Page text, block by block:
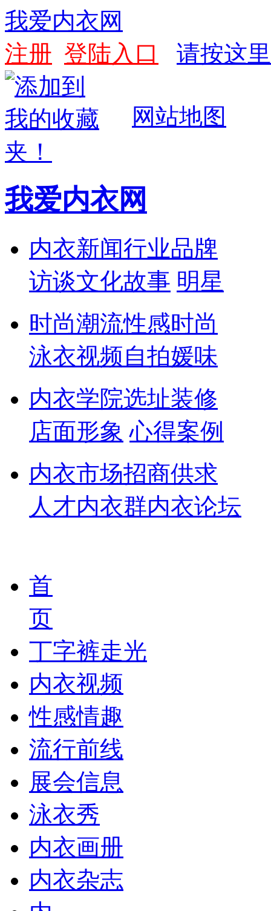
我爱内衣网
注册 登陆入口 请按这
网站地图
我爱内衣网
内衣新闻行业品牌
访谈文化故事 明星
时尚潮流性感时尚
泳衣视频自拍媛味
内衣学院选址装修
店面形象 心得案例
内衣市场招商供求
人才内衣群内衣论坛
首
页
丁字裤走光
内衣视频
性感情趣
流行前线
展会信息
泳衣秀
内衣画册
内衣杂志